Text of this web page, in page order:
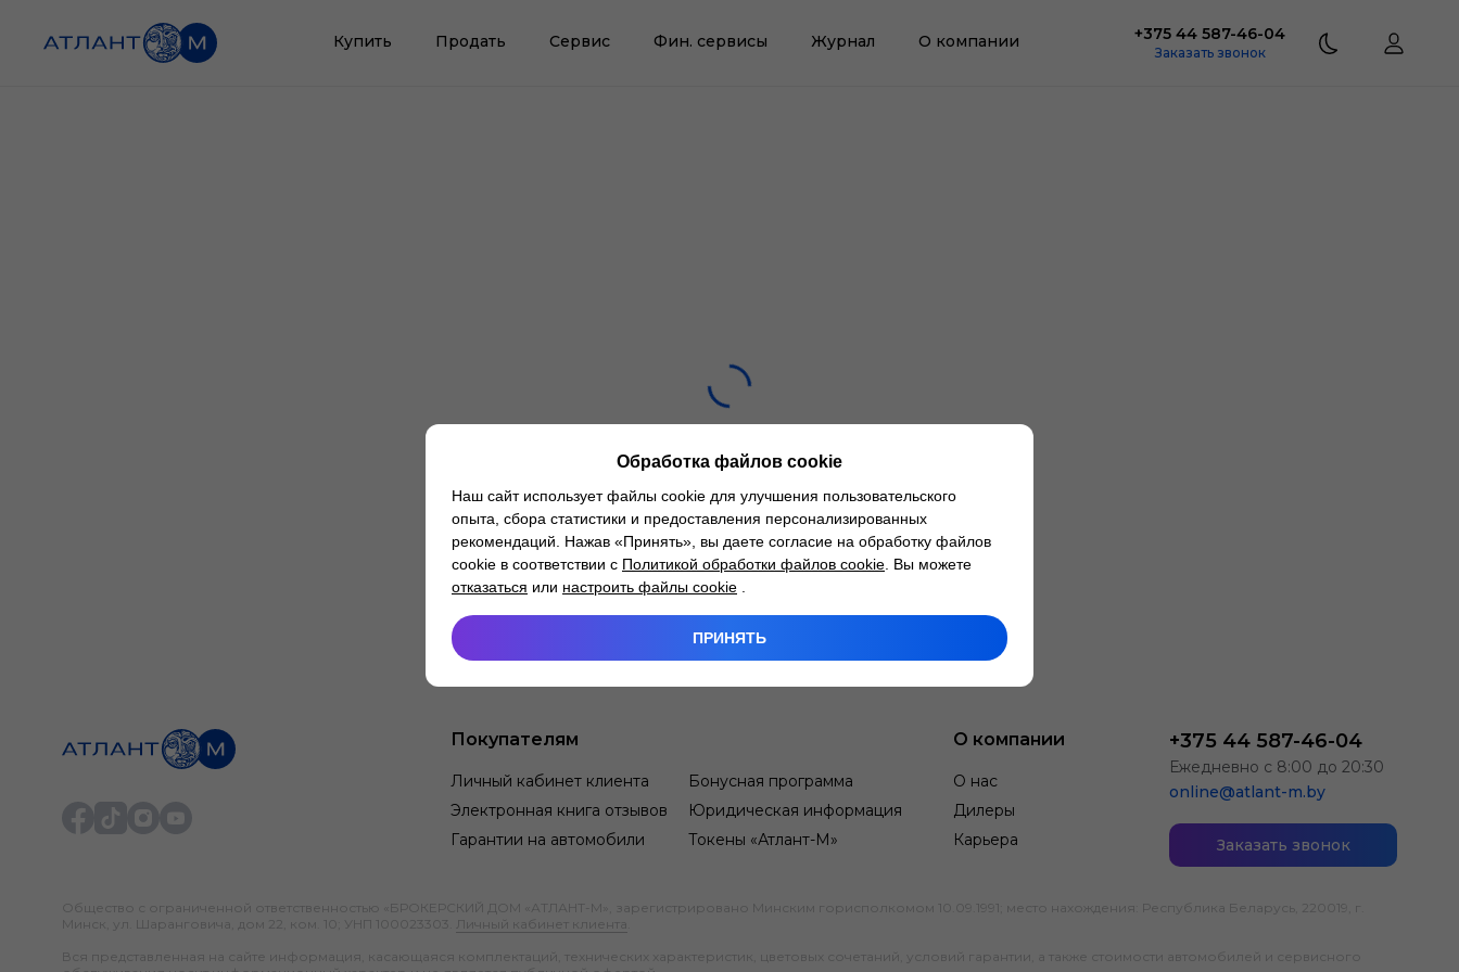
Купить Продать Сервис Фин. сервисы Журнал О компании +375 44 587-46-04
Заказать звонок
Покупателям
Личный кабинет клиента
Бонусная программа
Электронная книга отзывов
Юридическая информация
Гарантии на автомобили
Токены «Атлант-М»
О компании
О нас
Дилеры
Карьера
+375 44 587-46-04
Ежедневно с 8:00 до 20:30
online@atlant-m.by
Заказать звонок
Общество с ограниченной ответственностью «БРОКЕРСКИЙ ДОМ «АТЛАНТ-М», зарегистрировано Минским горисполкомом 10.09.1991; место нахождения: Республика Беларусь, 220019, г.
Минск, ул. Шаранговича, дом 22, ком. 10; УНП 100023303.
Личный кабинет клиента
Вся представленная на сайте информация, касающаяся комплектаций, технических характеристик, цветовых сочетаний, условий гарантии, а также стоимости автомобилей и сервисного
Обработка файлов cookie
Наш сайт использует файлы cookie для улучшения пользовательского
опыта, сбора статистики и предоставления персонализированных
рекомендаций. Нажав «Принять», вы даете согласие на обработку файлов
cookie в соответствии с Политикой обработки файлов cookie . Вы можете
отказаться или настроить файлы cookie
ПРИНЯТЬ